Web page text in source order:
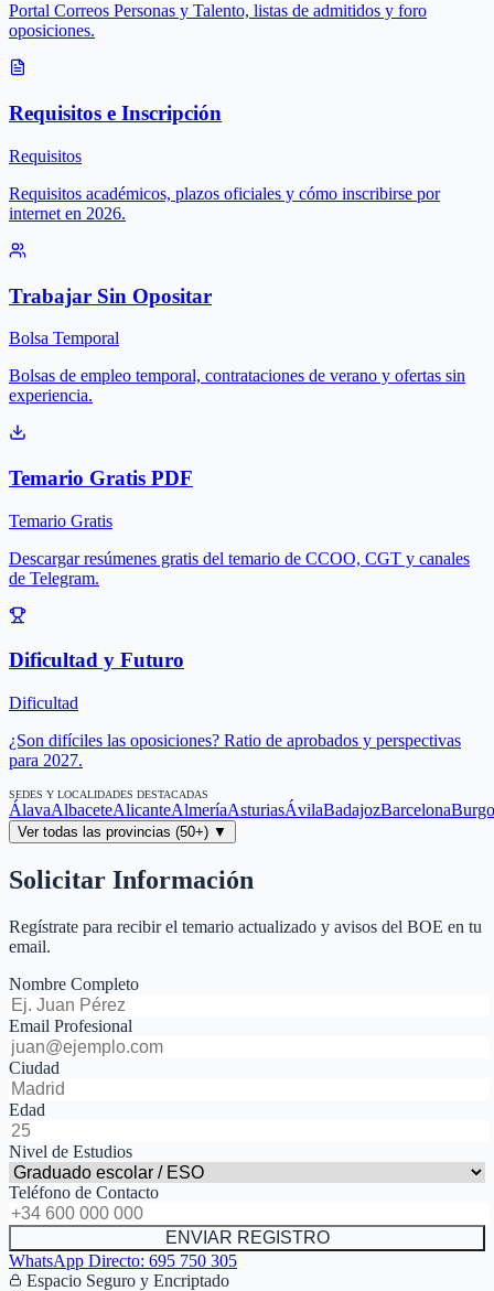
Portal Correos Personas y Talento, listas de admitidos y foro
oposiciones.
Requisitos e Inscripción
Requisitos
Requisitos académicos, plazos oficiales y cómo inscribirse por
internet en 2026.
Trabajar Sin Opositar
Bolsa Temporal
Bolsas de empleo temporal, contrataciones de verano y ofertas sin
experiencia.
Temario Gratis PDF
Temario Gratis
Descargar resúmenes gratis del temario de CCOO, CGT y canales
de Telegram.
Dificultad y Futuro
Dificultad
¿Son difíciles las oposiciones? Ratio de aprobados y perspectivas
para 2027.
SEDES Y LOCALIDADES DESTACADAS
ÁlavaAlbaceteAlicanteAlmeríaAsturiasÁvilaBadajozBarcelona
Ver todas las provincias (50+) ▼
Solicitar Información
Regístrate para recibir el temario actualizado y avisos del BOE en tu
email.
Nombre Completo
Email Profesional
Ciudad
Edad
Nivel de Estudios
Teléfono de Contacto
ENVIAR REGISTRO
WhatsApp Directo: 695 750 305
Espacio Seguro y Encriptado